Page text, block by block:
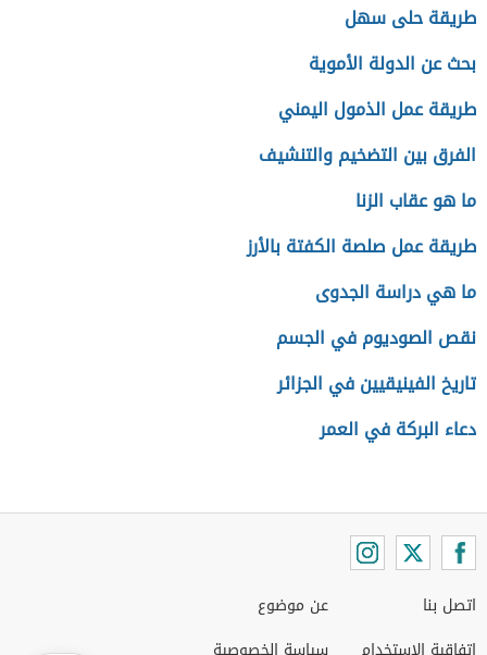
طريقة حلى سهل
بحث عن الدولة الأموية
طريقة عمل الذمول اليمني
الفرق بين التضخيم والتنشيف
ما هو عقاب الزنا
طريقة عمل صلصة الكفتة بالأرز
ما هي دراسة الجدوى
نقص الصوديوم في الجسم
تاريخ الفينيقيين في الجزائر
دعاء البركة في العمر
اتصل بنا
عن موضوع